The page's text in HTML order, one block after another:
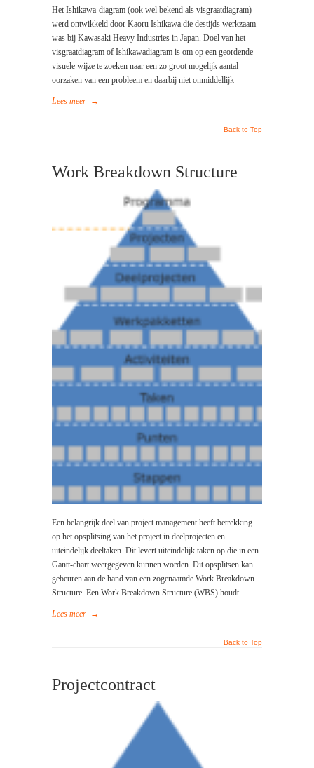
Het Ishikawa-diagram (ook wel bekend als visgraatdiagram)
werd ontwikkeld door Kaoru Ishikawa die destijds werkzaam
was bij Kawasaki Heavy Industries in Japan. Doel van het
visgraatdiagram of Ishikawadiagram is om op een geordende
visuele wijze te zoeken naar een zo groot mogelijk aantal
oorzaken van een probleem en daarbij niet onmiddellijk
Lees meer →
Back to Top
Work Breakdown Structure
Een belangrijk deel van project management heeft betrekking
op het opsplitsing van het project in deelprojecten en
uiteindelijk deeltaken. Dit levert uiteindelijk taken op die in een
Gantt-chart weergegeven kunnen worden. Dit opsplitsen kan
gebeuren aan de hand van een zogenaamde Work Breakdown
Structure. Een Work Breakdown Structure (WBS) houdt
Lees meer →
Back to Top
Projectcontract